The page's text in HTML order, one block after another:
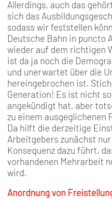
Allerdings, auch das
sich das
sodass wir feststellen
Deutsche Bahn in puncto
wieder auf dem richtigen
ist da ja noch die
und unerwartet über die
hereingebrochen ist.
Generation! Es ist nicht
angekündigt hat, aber
zu einem ausgeglichenen
Da hilft die derzeitige
Arbeitgebers zunächst
Konsequenz dazu führt,
vorhandenen Mehrarbeit
wird.
Anordnung von